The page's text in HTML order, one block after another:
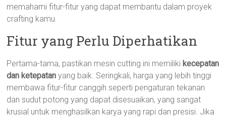
memahami fitur-fitur yang dapat membantu dalam proyek
crafting kamu.
Fitur yang Perlu Diperhatikan
Pertama-tama, pastikan mesin cutting ini memiliki kecepatan
dan ketepatan yang baik. Seringkali, harga yang lebih tinggi
membawa fitur-fitur canggih seperti pengaturan tekanan
dan sudut potong yang dapat disesuaikan, yang sangat
krusial untuk menghasilkan karya yang rapi dan presisi. Jika